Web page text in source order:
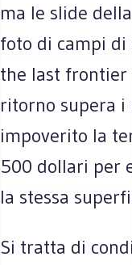
ma le slide
foto di campi di
the last frontier
ritorno supera i
impoverito la
500 dollari per
la stessa
Si tratta di